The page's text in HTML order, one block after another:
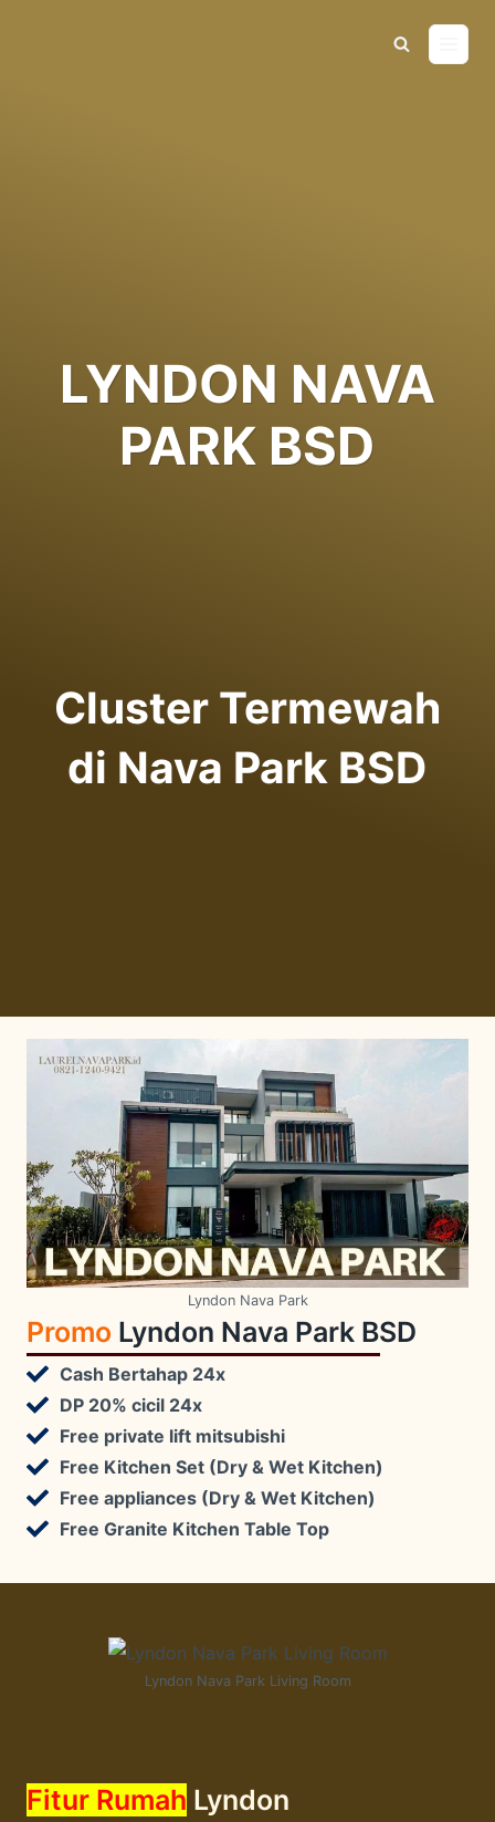
LYNDON NAVA
PARK BSD
Cluster Termewah
di Nava Park BSD
Lyndon Nava Park
Promo Lyndon Nava Park BSD
Cash Bertahap 24x
DP 20% cicil 24x
Free private lift mitsubishi
Free Kitchen Set (Dry & Wet Kitchen)
Free appliances (Dry & Wet Kitchen)
Free Granite Kitchen Table Top
Lyndon Nava Park Living Room
Fitur Rumah Lyndon